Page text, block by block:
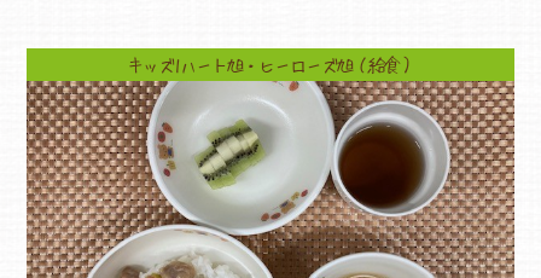
キッズ1ハート旭・ヒーローズ旭（給食）